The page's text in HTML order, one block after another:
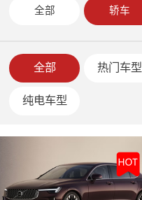
全部 轿车
全部 热门车型
纯电车型